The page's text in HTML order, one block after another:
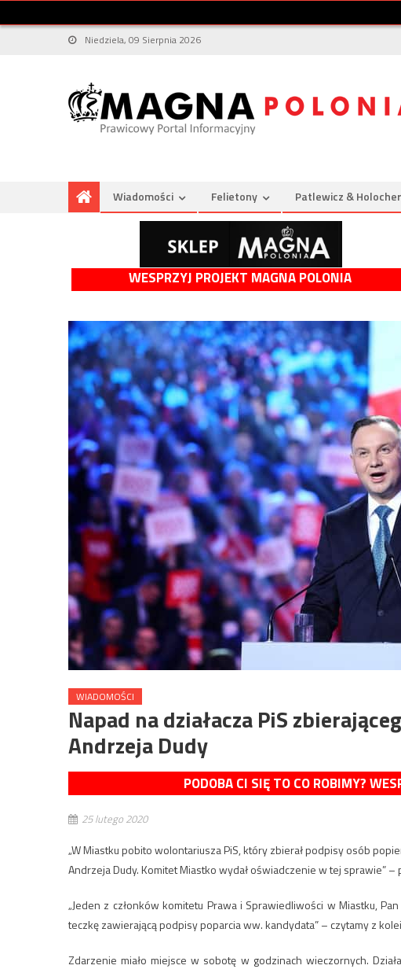
Niedziela, 09 Sierpnia 2026
Wiadomości Felietony Patlewicz & Holocher
WESPRZYJ PROJEKT MAGNA POLONIA
WIADOMOŚCI
Napad na działacza PiS
Andrzeja Dudy
PODOBA CI SIĘ TO CO ROBIMY?
25 lutego 2020
„W Miastku pobito wolontariusza PiS, który zbierał podpisy osób
Andrzeja Dudy. Komitet Miastko wydał oświadczenie w tej sprawie”
„Jeden z członków komitetu Prawa i Sprawiedliwości w Miastku,
teczkę zawierającą podpisy poparcia ww. kandydata” – czytamy z
Zdarzenie miało miejsce w sobotę w godzinach wieczornych.